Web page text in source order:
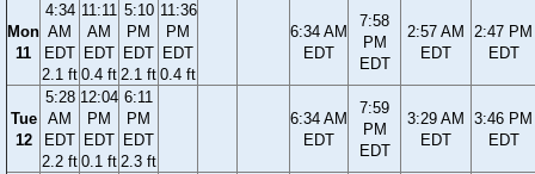
Mon
11
4:34
AM
EDT
2.1 ft
11:11
AM
EDT
0.4 ft
5:10
PM
EDT
2.1 ft
11:36
PM
EDT
0.4 ft
6:34 AM
EDT
7:58
PM
EDT
2:57 AM
EDT
2:47 PM
EDT
Tue
12
5:28
AM
EDT
2.2 ft
12:04
PM
EDT
0.1 ft
6:11
PM
EDT
2.3 ft
6:34 AM
EDT
7:59
PM
EDT
3:29 AM
EDT
3:46 PM
EDT